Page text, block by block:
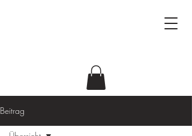
Beitrag